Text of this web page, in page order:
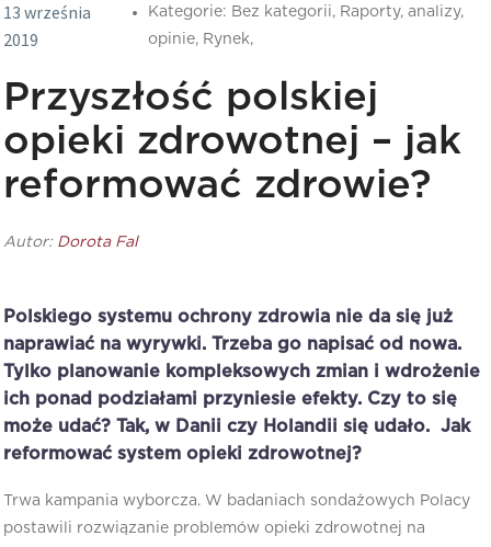
13 września
2019
Kategorie: Bez kategorii, Raporty, analizy,
opinie, Rynek,
Przyszłość polskiej
opieki zdrowotnej – jak
reformować zdrowie?
Autor: Dorota Fal
Polskiego systemu ochrony zdrowia nie da się już
naprawiać na wyrywki. Trzeba go napisać od nowa.
Tylko planowanie kompleksowych zmian i wdrożenie
ich ponad podziałami przyniesie efekty. Czy to się
może udać? Tak, w Danii czy Holandii się udało. Jak
reformować system opieki zdrowotnej?
Trwa kampania wyborcza. W badaniach sondażowych Polacy
postawili rozwiązanie problemów opieki zdrowotnej na